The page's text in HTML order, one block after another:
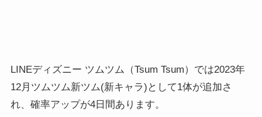
LINEディズニー ツムツム（Tsum Tsum）では2023年
12月ツムツム新ツム(新キャラ)として1体が追加さ
れ、確率アップが4日間あります。